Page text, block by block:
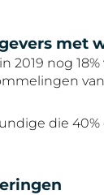
met
2019 nog
van
die 40%